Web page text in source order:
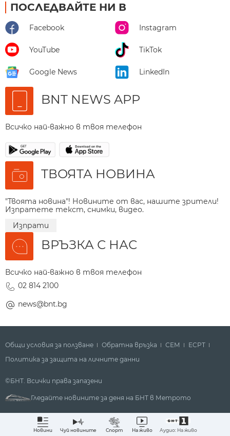
ПОСЛЕДВАЙТЕ НИ В
Facebook Instagram
YouTube TikTok
Google News LinkedIn
BNT NEWS APP
Всичко най-важно в твоя телефон
ТВОЯТА НОВИНА
"Твоята новина"! Новините от вас, нашите зрители!
Изпратете текст, снимки, видео.
Изпрати
ВРЪЗКА С НАС
Всичко най-важно в твоя телефон
02 814 2100
news@bnt.bg
Новини Чуй новините Спорт На живо Аудио: На живо
Общи условия за ползване Обратна връзка СЕМ
ECPT
Политика за защита на личните данни
©БНТ. Всички права запазени
Гледайте новините за деня на БНТ в Метрото